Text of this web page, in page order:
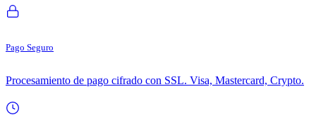
Pago Seguro
Procesamiento de pago cifrado con SSL. Visa, Mastercard, Crypto.